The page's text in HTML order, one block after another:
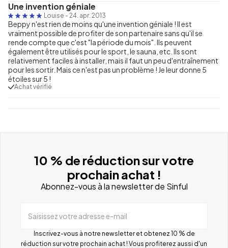
Une invention géniale
Louise - 24. apr. 2013
Beppy n'est rien de moins qu'une invention géniale ! Il est
vraiment possible de profiter de son partenaire sans qu'il se
rende compte que c'est "la période du mois". Ils peuvent
également être utilisés pour le sport, le sauna, etc. Ils sont
relativement faciles à installer, mais il faut un peu d'entraînement
pour les sortir. Mais ce n'est pas un problème ! Je leur donne 5
étoiles sur 5 !
Achat vérifié
10 % de réduction sur votre
prochain achat !
Abonnez-vous à la newsletter de Sinful
Saisissez votre adresse e-mail
Inscrivez-vous à notre newsletter et obtenez 10 % de
réduction sur votre prochain achat ! Vous profiterez aussi d'un